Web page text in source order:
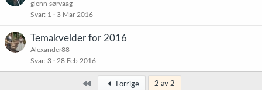
glenn sørvaag
Svar 1 3 Mar 2016
Temakvelder for 2016
Alexander88
Svar 3 28 Feb 2016
Først Forrige 2 av 2